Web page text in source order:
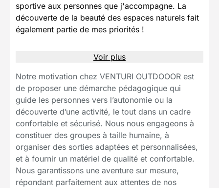
sportive aux personnes que j'accompagne. La
découverte de la beauté des espaces naturels fait
également partie de mes priorités !
Voir plus
Notre motivation chez VENTURI OUTDOOOR est
de proposer une démarche pédagogique qui
guide les personnes vers l’autonomie ou la
découverte d’une activité, le tout dans un cadre
confortable et sécurisé. Nous nous engageons à
constituer des groupes à taille humaine, à
organiser des sorties adaptées et personnalisées,
et à fournir un matériel de qualité et confortable.
Nous garantissons une aventure sur mesure,
répondant parfaitement aux attentes de nos